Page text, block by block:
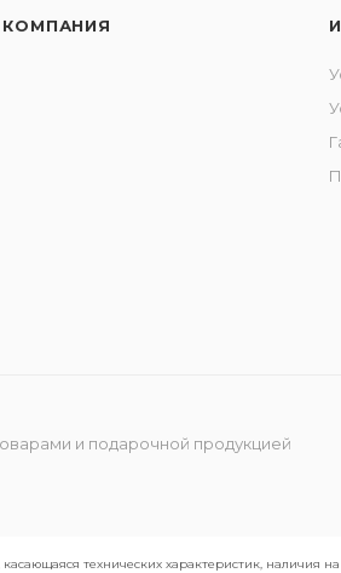
КОМПАНИЯ
и подарочной продукцией
технических характеристик,